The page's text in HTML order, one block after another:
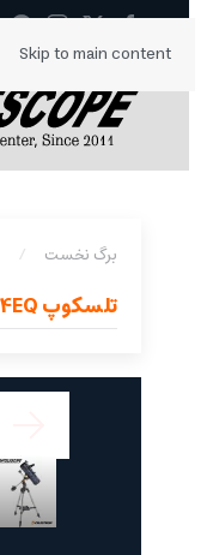
Skip to main content
برگ نخست
تلسکوپ CELESTRON-AstroMaster 114EQ